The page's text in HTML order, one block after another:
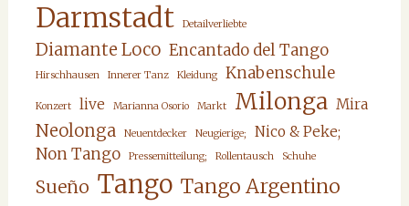
Darmstadt Detailverliebte
Diamante Loco Encantado del Tango
Hirschhausen Innerer Tanz Kleidung Knabenschule
Konzert live Marianna Osorio Markt Milonga Mira
Neolonga Neuentdecker Neugierige; Nico & Peke;
Non Tango Pressemitteilung; Rollentausch Schuhe
Sueño Tango Tango Argentino